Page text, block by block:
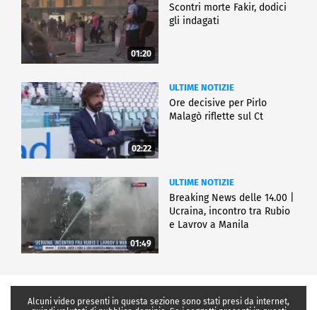
01:20
Scontri morte Fakir, dodici
gli indagati
02:22
ULTIME NOTIZIE
Ore decisive per Pirlo
Malagò riflette sul Ct
01:49
ULTIME NOTIZIE
Breaking News delle 14.00 |
Ucraina, incontro tra Rubio
e Lavrov a Manila
Alcuni video presenti in questa sezione sono stati presi da internet,